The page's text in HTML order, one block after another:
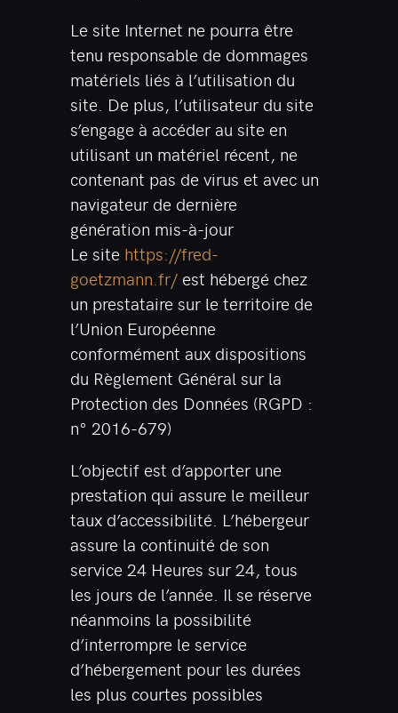
Le site Internet ne pourra être
tenu responsable de dommages
matériels liés à l’utilisation du
site. De plus, l’utilisateur du site
s’engage à accéder au site en
utilisant un matériel récent, ne
contenant pas de virus et avec un
navigateur de dernière
génération mis-à-jour
Le site https://fred-
goetzmann.fr/ est hébergé chez
un prestataire sur le territoire de
l’Union Européenne
conformément aux dispositions
du Règlement Général sur la
Protection des Données (RGPD :
n° 2016-679)
L’objectif est d’apporter une
prestation qui assure le meilleur
taux d’accessibilité. L’hébergeur
assure la continuité de son
service 24 Heures sur 24, tous
les jours de l’année. Il se réserve
néanmoins la possibilité
d’interrompre le service
d’hébergement pour les durées
les plus courtes possibles